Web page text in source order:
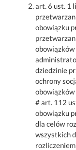
art. 6 ust. 1
obowiązku
dziedzinie
ochrony
obowiązków
# art. 112
obowiązku
dla celów
wszystkich
rozliczeniem,